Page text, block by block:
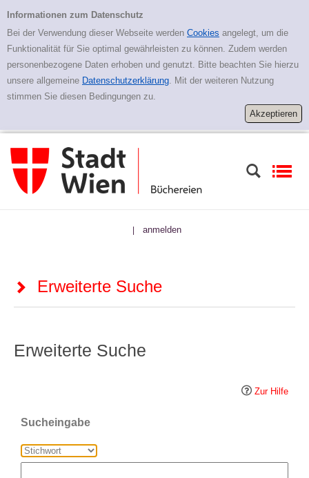
Erweiterte Suche
Informationen zum Datenschutz
Bei der Verwendung dieser Webseite werden Cookies angelegt, um die
Funktionalität für Sie optimal gewährleisten zu können. Zudem werden
personenbezogene Daten erhoben und genutzt. Bitte beachten Sie hierzu
unsere allgemeine Datenschutzerklärung. Mit der weiteren Nutzung
stimmen Sie diesen Bedingungen zu.
| anmelden
Erweiterte Suche
Erweiterte Suche
Zur Hilfe
Sucheingabe